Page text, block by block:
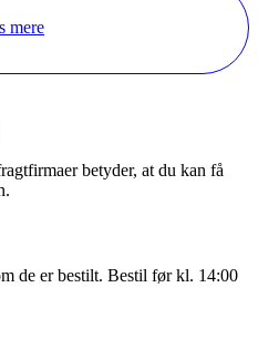
mere
betyder, at du kan få
de er bestilt. Bestil før kl. 14:00